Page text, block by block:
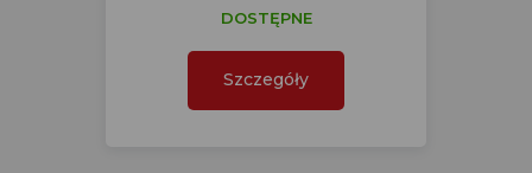
DOSTĘPNE
Szczegóły